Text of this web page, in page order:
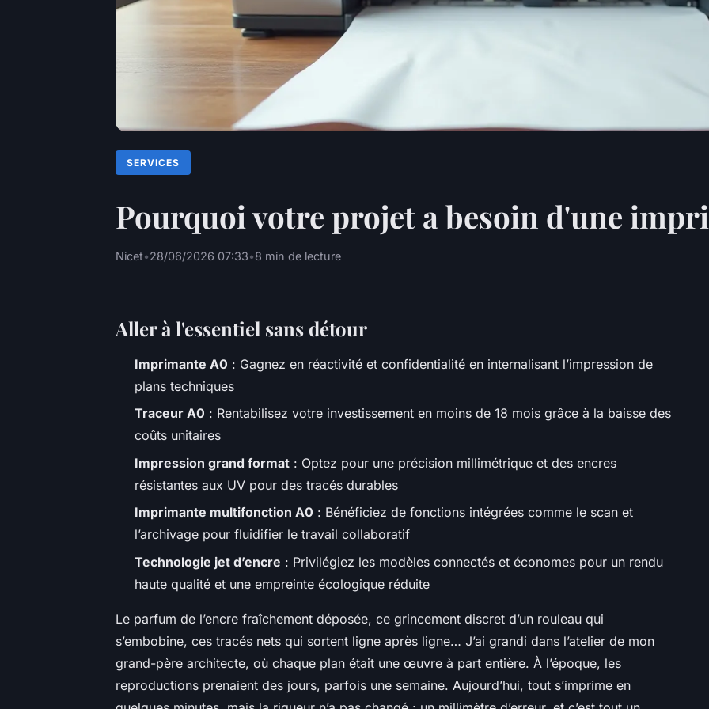
SERVICES
Pourquoi votre projet a besoin d'une
Nicet•28/06/2026 07:33•8 min de lecture
Aller à l'essentiel sans détour
Imprimante A0 : Gagnez en réactivité et confidentialité en internalisant l’impression de
plans techniques
Traceur A0 : Rentabilisez votre investissement en moins de 18 mois grâce à la baisse des
coûts unitaires
Impression grand format : Optez pour une précision millimétrique et des encres
résistantes aux UV pour des tracés durables
Imprimante multifonction A0 : Bénéficiez de fonctions intégrées comme le scan et
l’archivage pour fluidifier le travail collaboratif
Technologie jet d’encre : Privilégiez les modèles connectés et économes pour un rendu
haute qualité et une empreinte écologique réduite
Le parfum de l’encre fraîchement déposée, ce grincement discret d’un rouleau qui
s’embobine, ces tracés nets qui sortent ligne après ligne… J’ai grandi dans l’atelier de mon
grand-père architecte, où chaque plan était une œuvre à part entière. À l’époque, les
reproductions prenaient des jours, parfois une semaine. Aujourd’hui, tout s’imprime en